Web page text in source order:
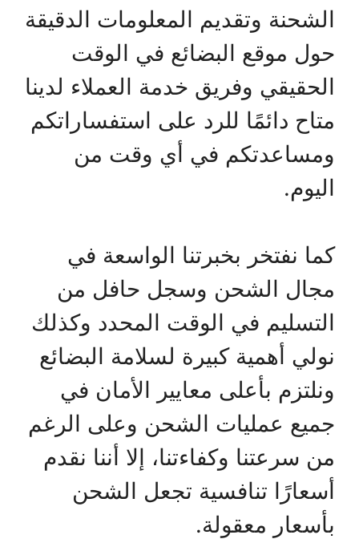
الشحنة وتقديم المعلومات الدقيقة
حول موقع البضائع في الوقت
الحقيقي وفريق خدمة العملاء لدينا
متاح دائمًا للرد على استفساراتكم
ومساعدتكم في أي وقت من
اليوم.
كما نفتخر بخبرتنا الواسعة في
مجال الشحن وسجل حافل من
التسليم في الوقت المحدد وكذلك
نولي أهمية كبيرة لسلامة البضائع
ونلتزم بأعلى معايير الأمان في
جميع عمليات الشحن وعلى الرغم
من سرعتنا وكفاءتنا، إلا أننا نقدم
أسعارًا تنافسية تجعل الشحن
بأسعار معقولة.